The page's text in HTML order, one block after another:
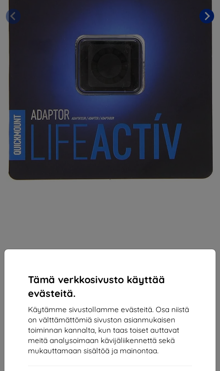
Tämä verkkosivusto käyttää
evästeitä.
Käytämme sivustollamme evästeitä. Osa niistä
on välttämättömiä sivuston asianmukaisen
toiminnan kannalta, kun taas toiset auttavat
meitä analysoimaan kävijäliikennettä sekä
mukauttamaan sisältöä ja mainontaa.
Pidike Lifeproof LifeActiv Universal QuickMount
Adaptor for Case (78-50360)